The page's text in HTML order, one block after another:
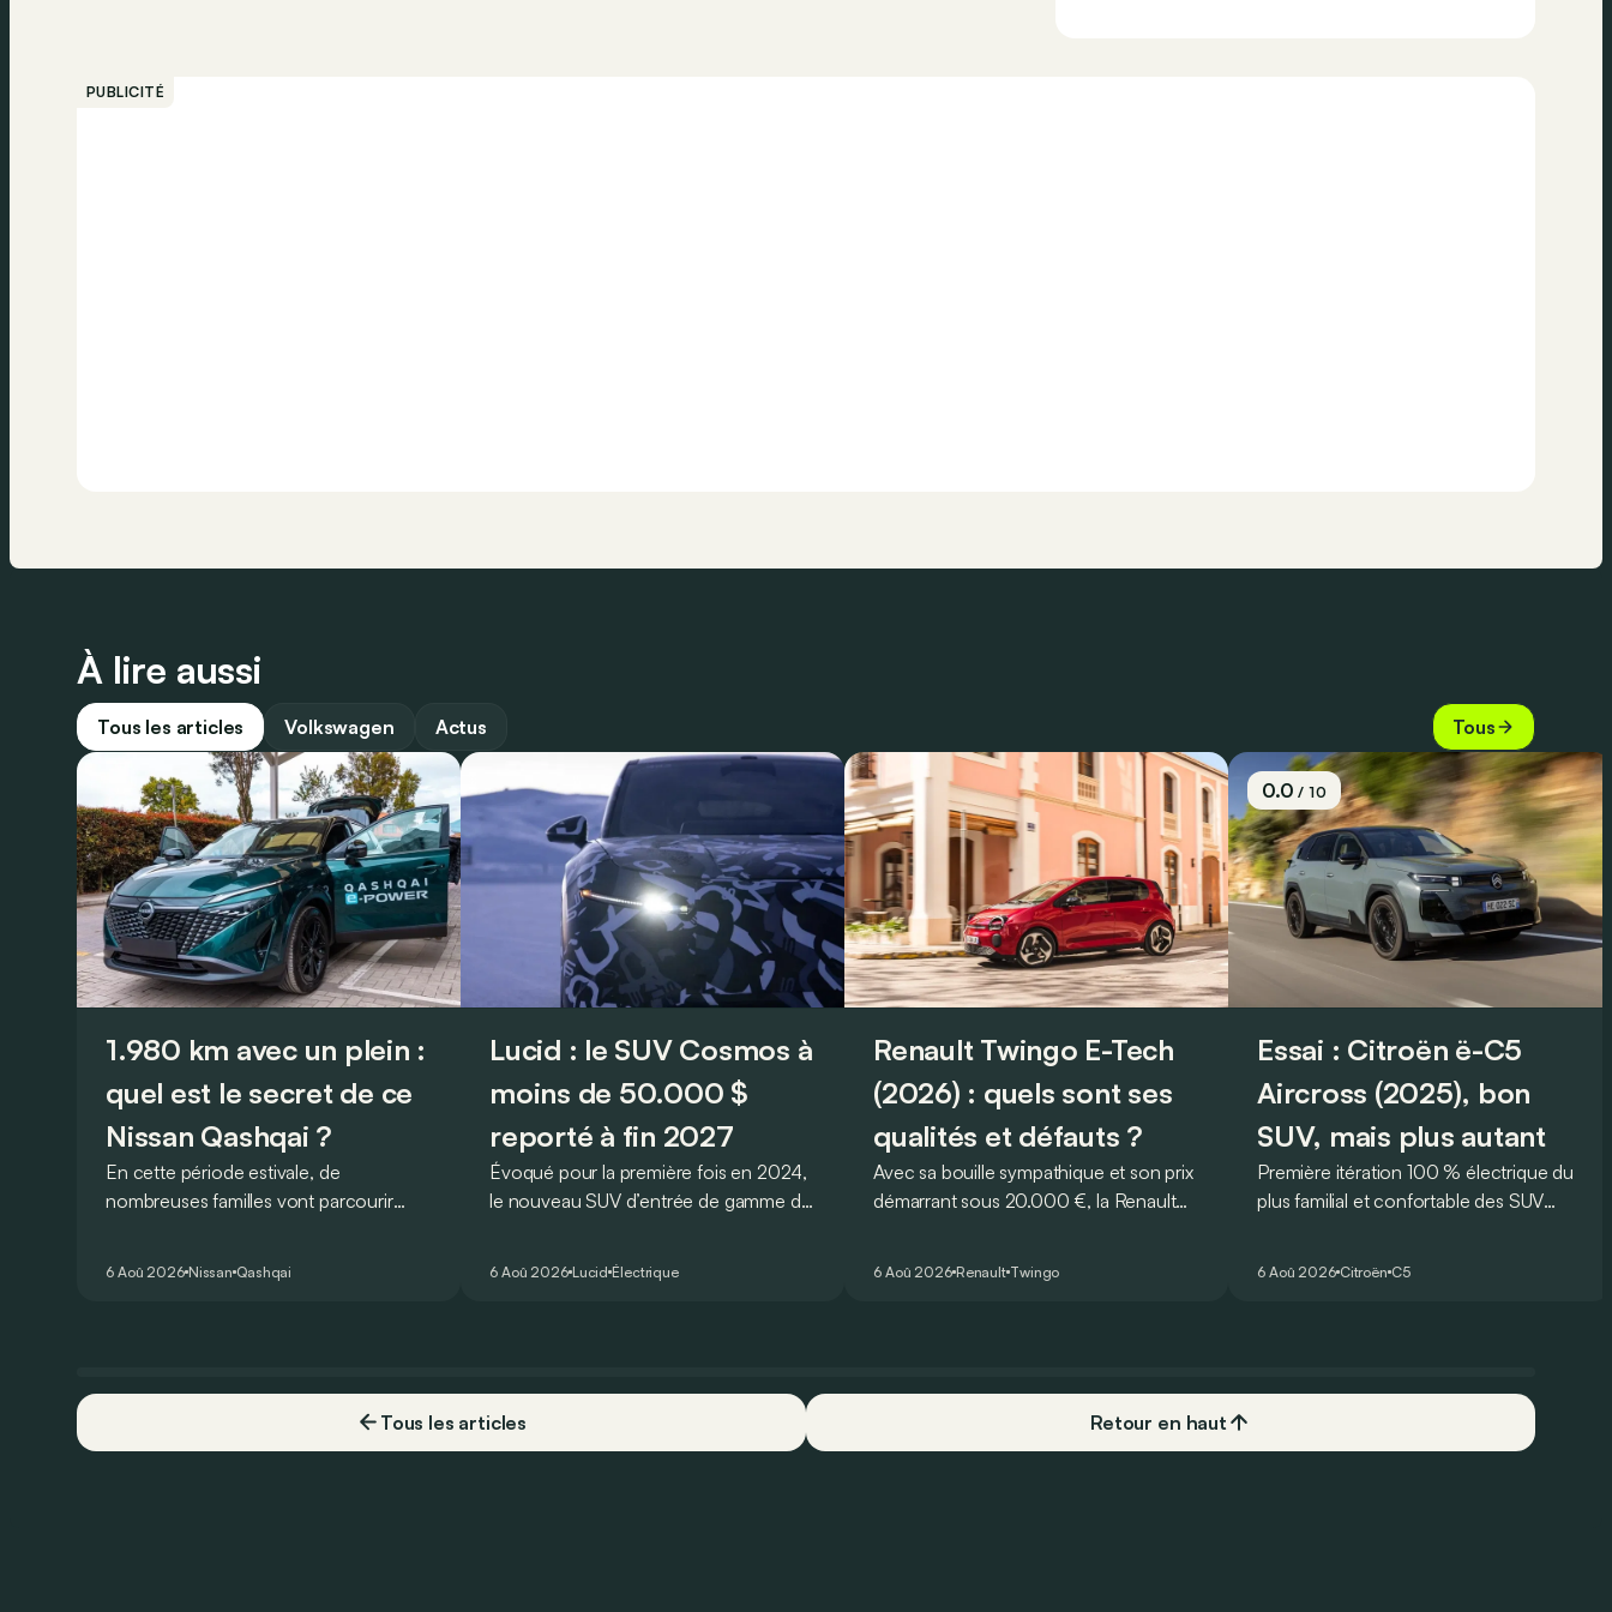
PUBLICITÉ
À lire aussi
Tous les articles Volkswagen Actus Tous
1.980 km avec un plein :
quel est le secret de ce
Nissan Qashqai ?
En cette période estivale, de
nombreuses familles vont parcourir
Qashqai e-Power, il serait possible de
vrai ?
6 Aoû 2026 Nissan Qashqai
Lucid : le SUV Cosmos à
moins de 50.000 $
reporté à fin 2027
Évoqué pour la première fois en 2024,
le nouveau SUV d’entrée de gamme de
6 Aoû 2026 Lucid Électrique
Renault Twingo E-Tech
(2026) : quels sont ses
qualités et défauts ?
Avec sa bouille sympathique et son prix
démarrant sous 20.000 €, la Renault
séduisantes du moment. Mais est-ce
6 Aoû 2026 Renault Twingo
0.0/ 10
Essai : Citroën ë-C5
Aircross (2025), bon
SUV, mais plus autant
Première itération 100 % électrique du
plus familial et confortable des SUV
6 Aoû 2026 Citroën C5
Tous les articles Retour en haut